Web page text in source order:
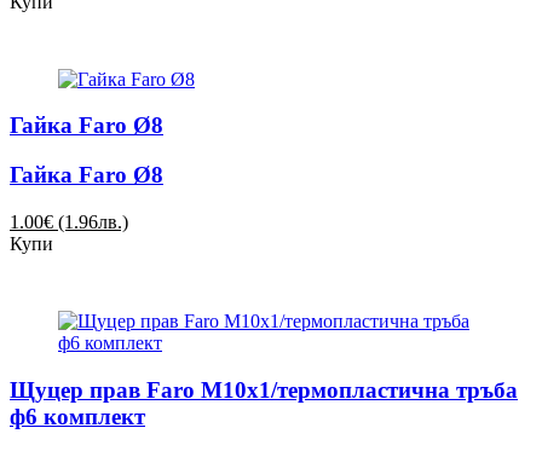
Гайка Faro Ø8
Гайка Faro Ø8
1.00€ (1.96лв.)
Купи
Щуцер прав Faro М10х1/термопластична тръба
ф6 комплект